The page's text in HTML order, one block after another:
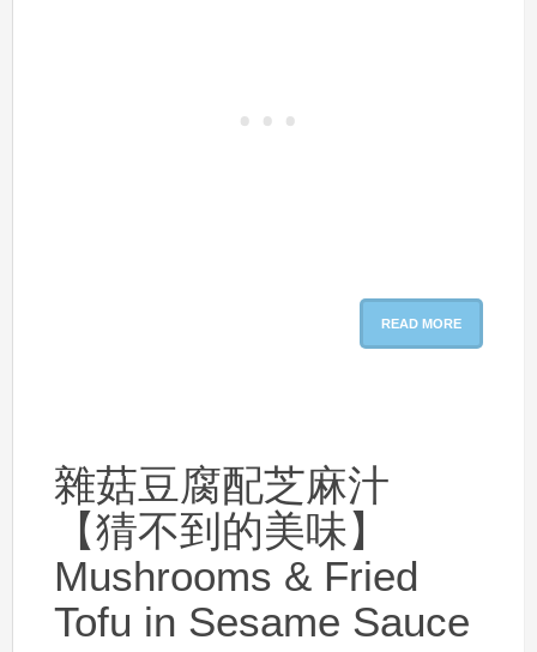
READ MORE
雜菇豆腐配芝麻汁
【猜不到的美味】
Mushrooms & Fried
Tofu in Sesame Sauce